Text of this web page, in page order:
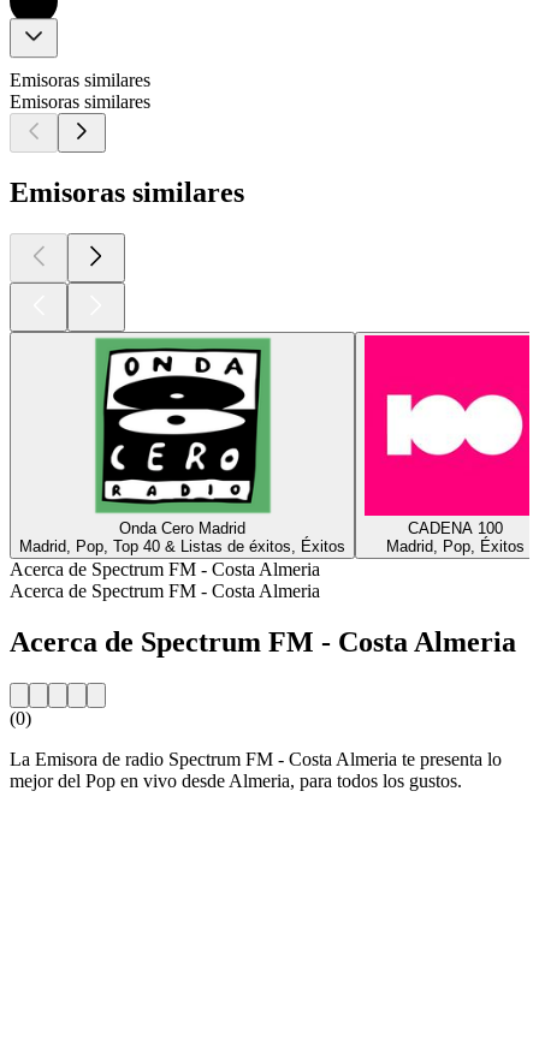
Emisoras similares
Emisoras similares
Emisoras similares
Onda Cero Madrid
Madrid, Pop, Top 40 & Listas de éxitos, Éxitos
CADENA 100
Madrid, Pop, Éxitos
Acerca de Spectrum FM - Costa Almeria
Acerca de Spectrum FM - Costa Almeria
Acerca de Spectrum FM - Costa Almeria
(0)
La Emisora de radio Spectrum FM - Costa Almeria te presenta lo
mejor del Pop en vivo desde Almeria, para todos los gustos.